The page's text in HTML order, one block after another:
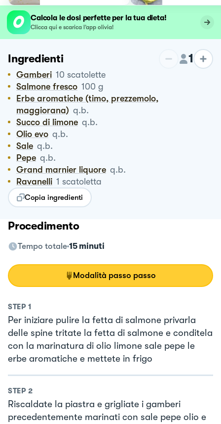
Calcola le dosi perfette per la tua dieta!
Clicca qui e scarica l’app olivia!
Ingredienti 1
Gamberi 10 scatolette
Salmone fresco 100 g
Erbe aromatiche (timo, prezzemolo,
maggiorana) q.b.
Succo di limone q.b.
Olio evo q.b.
Sale q.b.
Pepe q.b.
Grand marnier liquore q.b.
Ravanelli 1 scatoletta
Copia ingredienti
Procedimento
Tempo totale 15 minuti
Modalità passo passo
STEP 1
Per iniziare pulire la fetta di salmone privarla
delle spine tritate la fetta di salmone e conditela
con la marinatura di olio limone sale pepe le
erbe aromatiche e mettete in frigo
STEP 2
Riscaldate la piastra e grigliate i gamberi
precedentemente marinati con sale pepe olio e